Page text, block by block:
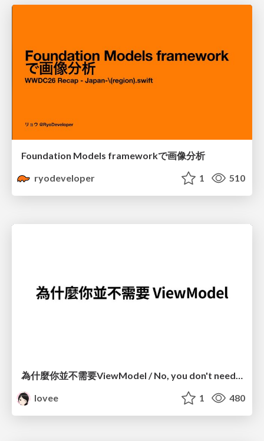
Foundation Models frameworkで画像分析
ryodeveloper
1 510
lovee
1 480